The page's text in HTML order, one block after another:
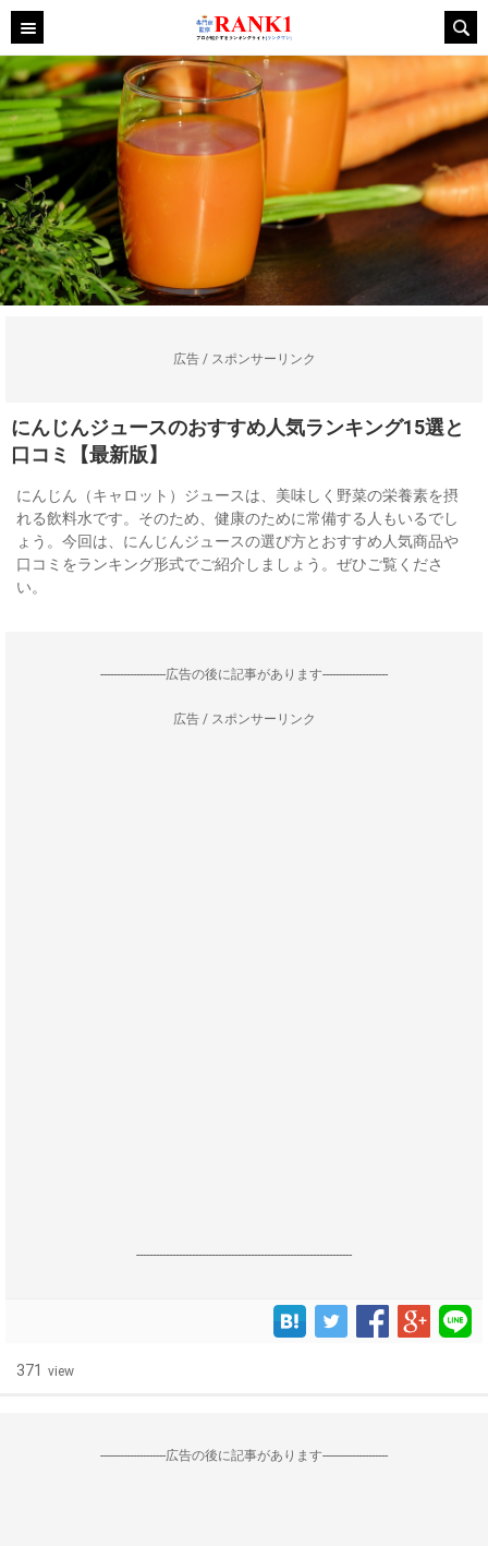
広告 / スポンサーリンク
にんじんジュースのおすすめ人気ランキング15選と
口コミ【最新版】
にんじん（キャロット）ジュースは、美味しく野菜の栄養素を摂
れる飲料水です。そのため、健康のために常備する人もいるでし
ょう。今回は、にんじんジュースの選び方とおすすめ人気商品や
口コミをランキング形式でご紹介しましょう。ぜひご覧くださ
い。
--------------------広告の後に記事があります--------------------
広告 / スポンサーリンク
------------------------------------------------------------------
371 view
--------------------広告の後に記事があります--------------------